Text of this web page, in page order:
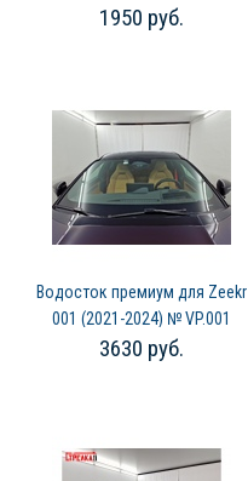
8211
1950 руб.
Водосток премиум для Zeekr
001 (2021-2024) № VP.001
3630 руб.